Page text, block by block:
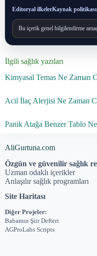
Editoryal ilkelerKaynak politikası
Bu içerik genel bilgilendirme
İlgili sağlık yazıları
Kimyasal Temas Ne Zaman
Acil İlaç Alerjisi Ne Zaman
Panik Atağa Benzer Tablo
AliGurtuna.com
Özgün ve güvenilir sağlık
Uzman odaklı içerikler
Anlaşılır sağlık programları
Site Haritası
Diğer Projeler:
Babamın Şiir Defteri
AGProLabs Scripts